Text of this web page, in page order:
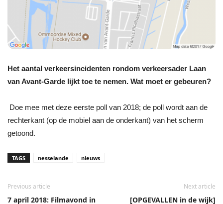
Het aantal verkeersincidenten rondom verkeersader Laan
van Avant-Garde lijkt toe te nemen. Wat moet er gebeuren?
Doe mee met deze eerste poll van 2018; de poll wordt aan de
rechterkant (op de mobiel aan de onderkant) van het scherm
getoond.
TAGS nesselande nieuws
Previous article
7 april 2018: Filmavond in
Next article
[OPGEVALLEN in de wijk]